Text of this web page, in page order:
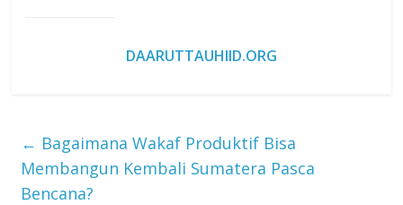
DAARUTTAUHIID.ORG
← Bagaimana Wakaf Produktif Bisa
Membangun Kembali Sumatera Pasca
Bencana?